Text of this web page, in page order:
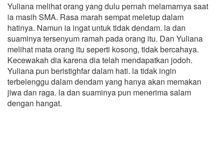
Yuliana melihat orang yang dulu pernah melamarnya saat
ia masih SMA. Rasa marah sempat meletup dalam
hatinya. Namun ia ingat untuk tidak dendam. la dan
suaminya tersenyum ramah pada orang itu. Dan Yuliana
melihat mata orang itu seperti kosong, tidak bercahaya.
Kecewakah dia karena dia telah mendapatkan jodoh.
Yuliana pun beristighfar dalam hati. la tidak ingin
terbelenggu dalam dendam yang hanya akan memakan
jiwa dan raga. la dan suaminya pun menerima salam
dengan hangat.